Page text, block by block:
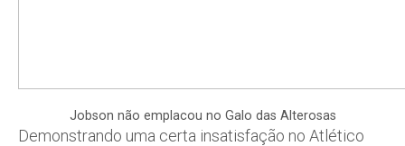
Jobson não emplacou no Galo das Alterosas
Demonstrando uma certa insatisfação no Atlético